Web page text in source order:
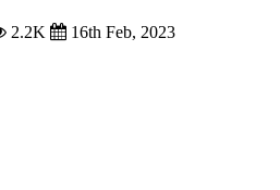
2.2K 16th Feb, 2023